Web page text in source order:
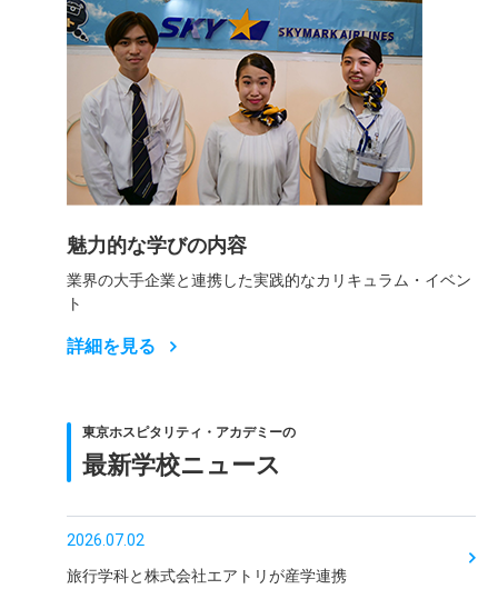
魅力的な学びの内容
業界の大手企業と連携した実践的なカリキュラム・イベン
ト
詳細を見る
東京ホスピタリティ・アカデミーの
最新学校ニュース
2026.07.02
旅行学科と株式会社エアトリが産学連携